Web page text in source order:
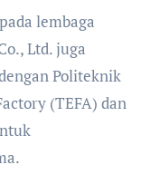
lembaga
Ltd. juga
Politeknik
(TEFA) dan